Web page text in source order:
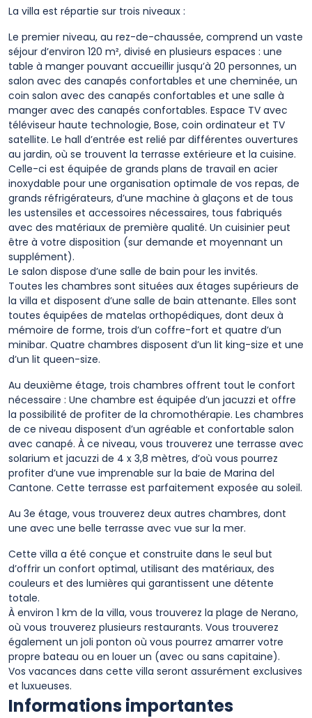
La villa est répartie sur trois niveaux :
Le premier niveau, au rez-de-chaussée, comprend un vaste
séjour d’environ 120 m², divisé en plusieurs espaces : une
table à manger pouvant accueillir jusqu’à 20 personnes, un
salon avec des canapés confortables et une cheminée, un
coin salon avec des canapés confortables et une salle à
manger avec des canapés confortables. Espace TV avec
téléviseur haute technologie, Bose, coin ordinateur et TV
satellite. Le hall d’entrée est relié par différentes ouvertures
au jardin, où se trouvent la terrasse extérieure et la cuisine.
Celle-ci est équipée de grands plans de travail en acier
inoxydable pour une organisation optimale de vos repas, de
grands réfrigérateurs, d’une machine à glaçons et de tous
les ustensiles et accessoires nécessaires, tous fabriqués
avec des matériaux de première qualité. Un cuisinier peut
être à votre disposition (sur demande et moyennant un
supplément).
Le salon dispose d’une salle de bain pour les invités.
Toutes les chambres sont situées aux étages supérieurs de
la villa et disposent d’une salle de bain attenante. Elles sont
toutes équipées de matelas orthopédiques, dont deux à
mémoire de forme, trois d’un coffre-fort et quatre d’un
minibar. Quatre chambres disposent d’un lit king-size et une
d’un lit queen-size.
Au deuxième étage, trois chambres offrent tout le confort
nécessaire : Une chambre est équipée d’un jacuzzi et offre
la possibilité de profiter de la chromothérapie. Les chambres
de ce niveau disposent d’un agréable et confortable salon
avec canapé. À ce niveau, vous trouverez une terrasse avec
solarium et jacuzzi de 4 x 3,8 mètres, d’où vous pourrez
profiter d’une vue imprenable sur la baie de Marina del
Cantone. Cette terrasse est parfaitement exposée au soleil.
Au 3e étage, vous trouverez deux autres chambres, dont
une avec une belle terrasse avec vue sur la mer.
Cette villa a été conçue et construite dans le seul but
d’offrir un confort optimal, utilisant des matériaux, des
couleurs et des lumières qui garantissent une détente
totale.
À environ 1 km de la villa, vous trouverez la plage de Nerano,
où vous trouverez plusieurs restaurants. Vous trouverez
également un joli ponton où vous pourrez amarrer votre
propre bateau ou en louer un (avec ou sans capitaine).
Vos vacances dans cette villa seront assurément exclusives
et luxueuses.
Informations importantes